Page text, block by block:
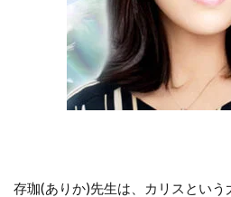
存珈(ありか)先生は、カリスとい